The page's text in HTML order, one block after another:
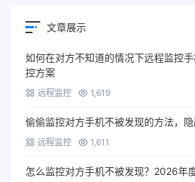
文章展示
如何在对方不知道的情况下远程监控
控方案
远程监控 1,619
偷偷监控对方手机不被发现的方法，
远程监控 1,611
怎么监控对方手机不被发现？2026年